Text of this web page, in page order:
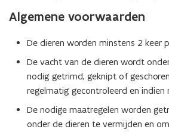
Algemene voorwaarden
De dieren worden minstens 2 keer
De vacht van de dieren wordt
nodig getrimd, geknipt of
regelmatig gecontroleerd en indien
De nodige maatregelen worden
onder de dieren te vermijden en